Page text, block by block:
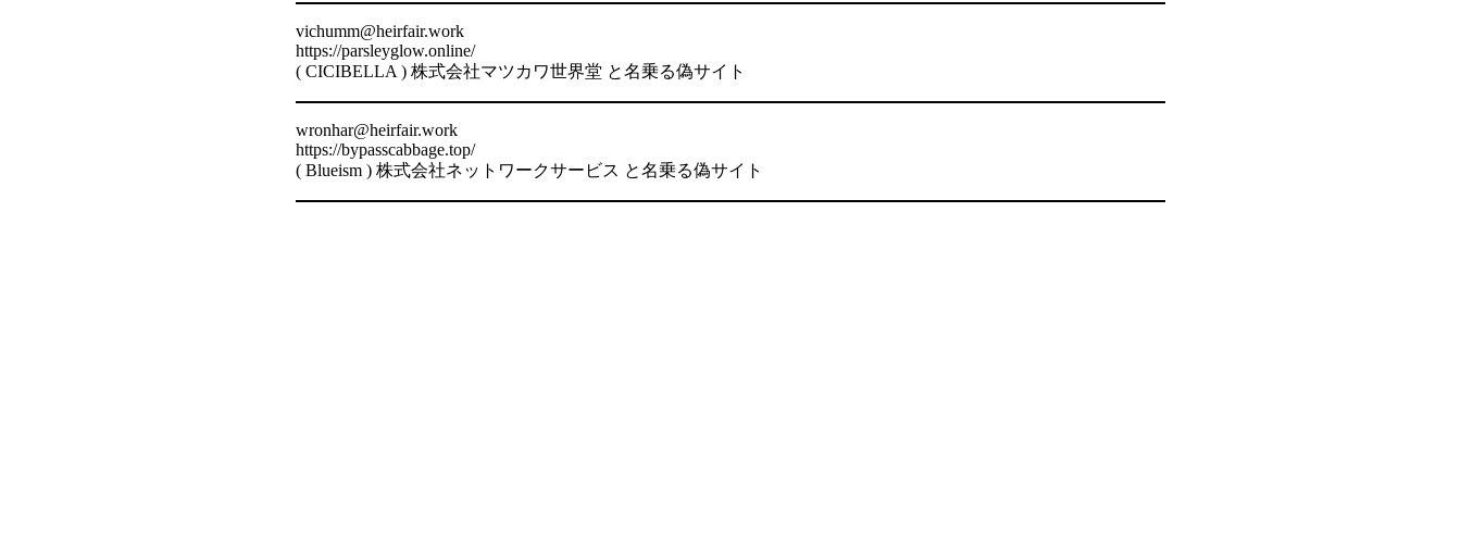
vichumm@heirfair.work
https://parsleyglow.online/
( CICIBELLA ) 株式会社マツカワ世界堂 と名乗る偽サイト
wronhar@heirfair.work
https://bypasscabbage.top/
( Blueism ) 株式会社ネットワークサービス と名乗る偽サイト